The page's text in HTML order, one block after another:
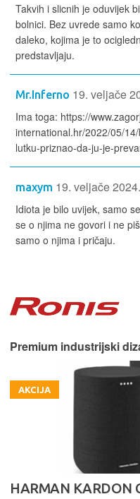
Takvih i slicnih je oduvijek
bolnici. Bez uvrede samo
daleko, kojima je to
predstavljaju.
Mr.Inferno 19. veljače
Ima toga: https://
international.hr/2022/05/
lutku-priznao-da-ju-je-
maxym 19. veljače 2024.
Idiota je bilo uvijek, samo
se o njima ne govori i ne
samo o njima i pričaju.
Premium industrijski
AKCIJA
HARMAN KARDON